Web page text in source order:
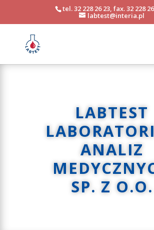
tel. 32 228 26 23, fax. 32 228
labtest@interia.pl
LABTEST
ANALIZ
SP. Z O.O.